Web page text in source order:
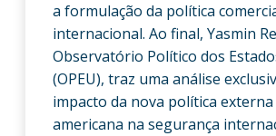
a formulação da política
internacional. Ao final, Yasmin
Observatório Político dos
(OPEU), traz uma análise
impacto da nova política
americana na segurança